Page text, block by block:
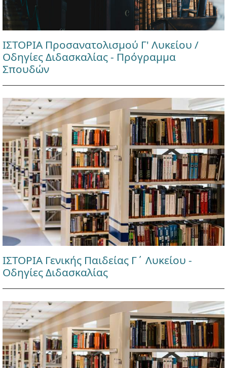
ΙΣΤΟΡΙΑ Προσανατολισμού Γ' Λυκείου /
Οδηγίες Διδασκαλίας - Πρόγραμμα
Σπουδών
ΙΣΤΟΡΙΑ Γενικής Παιδείας Γ΄ Λυκείου -
Οδηγίες Διδασκαλίας